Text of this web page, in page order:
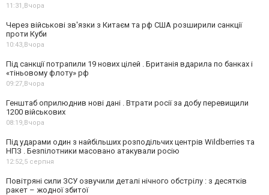
11:31,Вчора
Через військові зв'язки з Китаєм та рф США розширили санкції
проти Куби
10:43,Вчора
Під санкції потрапили 19 нових цілей . Британія вдарила по банках і
«тіньовому флоту» рф
09:27,Вчора
Генштаб оприлюднив нові дані . Втрати росії за добу перевищили
1200 військових
08:19,Вчора
Під ударами один з найбільших розподільчих центрів Wildberries та
НПЗ . Безпілотники масовано атакували росію
12:52,5 серпня
Повітряні сили ЗСУ озвучили деталі нічного обстрілу : з десятків
ракет – жодної збитої